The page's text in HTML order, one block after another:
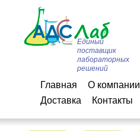
Единый
поставщик
лабораторных
решений
Главная О компании
Доставка
Контакты